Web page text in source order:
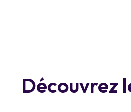
Découvrez